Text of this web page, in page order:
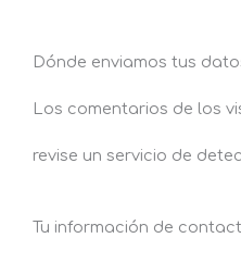
Dónde enviamos tus
Los comentarios de los
revise un servicio de
Tu información de